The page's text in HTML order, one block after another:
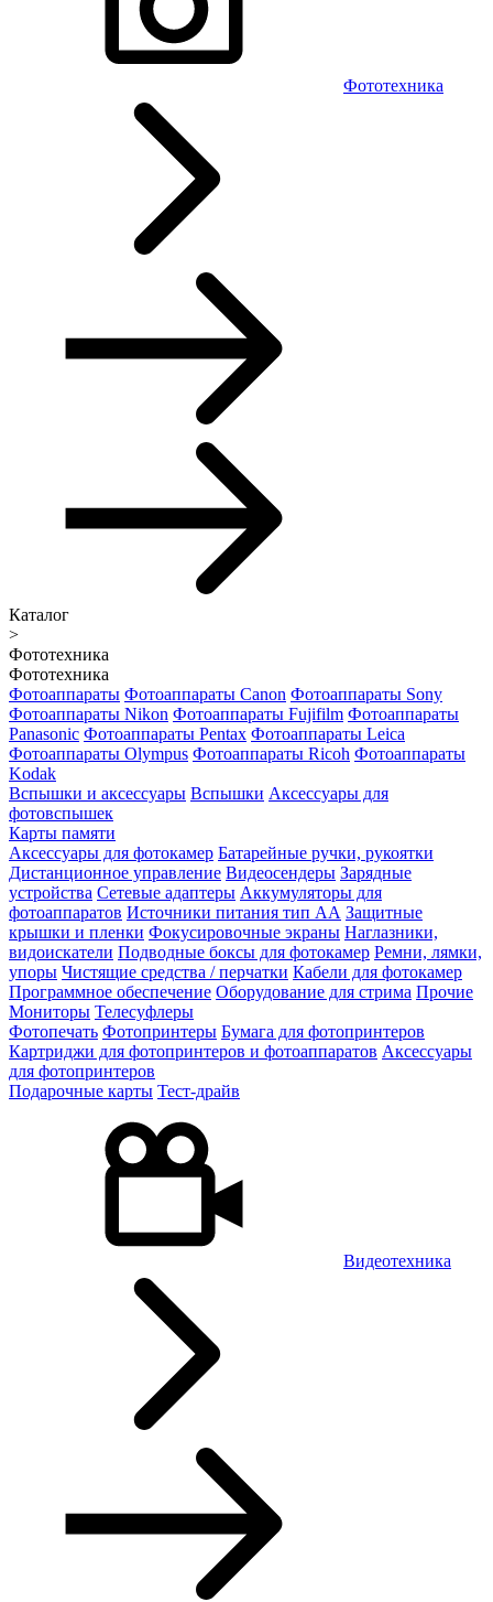
Фототехника
Каталог
>
Фототехника
Фототехника
Фотоаппараты Фотоаппараты Canon Фотоаппараты Sony
Фотоаппараты Nikon Фотоаппараты Fujifilm Фотоаппараты
Panasonic Фотоаппараты Pentax Фотоаппараты Leica
Фотоаппараты Olympus Фотоаппараты Ricoh Фотоаппараты
Kodak
Вспышки и аксессуары Вспышки Аксессуары для
фотовспышек
Карты памяти
Аксессуары для фотокамер Батарейные ручки, рукоятки
Дистанционное управление Видеосендеры Зарядные
устройства Сетевые адаптеры Аккумуляторы для
фотоаппаратов Источники питания тип АА Защитные
крышки и пленки Фокусировочные экраны Наглазники,
видоискатели Подводные боксы для фотокамер Ремни, лямки,
упоры Чистящие средства / перчатки Кабели для фотокамер
Программное обеспечение Оборудование для стрима Прочие
Мониторы Телесуфлеры
Фотопечать Фотопринтеры Бумага для фотопринтеров
Картриджи для фотопринтеров и фотоаппаратов Аксессуары
для фотопринтеров
Подарочные карты Тест-драйв
Видеотехника